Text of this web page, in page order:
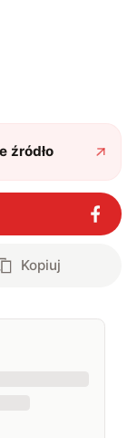
źródło
Kopiuj